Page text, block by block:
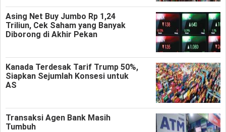
Asing Net Buy Jumbo Rp 1,24
Triliun, Cek Saham yang Banyak
Diborong di Akhir Pekan
Kanada Terdesak Tarif Trump 50%,
Siapkan Sejumlah Konsesi untuk
AS
Transaksi Agen Bank Masih
Tumbuh